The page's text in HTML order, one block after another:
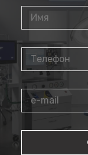
дужки, а
Лупа
заушины с
форму уха,
Вместе с